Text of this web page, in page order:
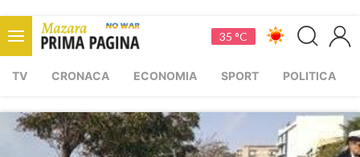
35 °C
TV CRONACA ECONOMIA SPORT POLITICA